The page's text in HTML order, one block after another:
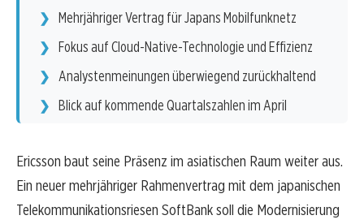
Mehrjähriger Vertrag für Japans Mobilfunknetz
Fokus auf Cloud-Native-Technologie und Effizienz
Analystenmeinungen überwiegend zurückhaltend
Blick auf kommende Quartalszahlen im April
Ericsson baut seine Präsenz im asiatischen Raum weiter aus.
Ein neuer mehrjähriger Rahmenvertrag mit dem japanischen
Telekommunikationsriesen SoftBank soll die Modernisierung